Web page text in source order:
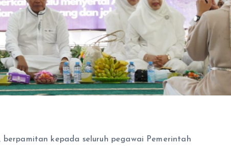
kepada seluruh pegawai Pemerintah